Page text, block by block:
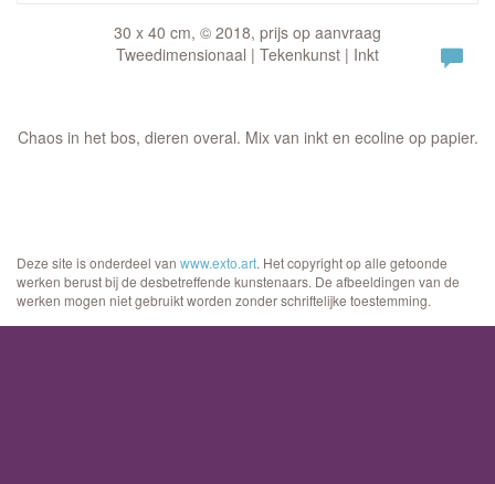
30 x 40 cm, © 2018, prijs op aanvraag
Tweedimensionaal | Tekenkunst | Inkt
Chaos in het bos, dieren overal. Mix van inkt en ecoline op papier.
Deze site is onderdeel van www.exto.art. Het copyright op alle getoonde
werken berust bij de desbetreffende kunstenaars. De afbeeldingen van de
werken mogen niet gebruikt worden zonder schriftelijke toestemming.